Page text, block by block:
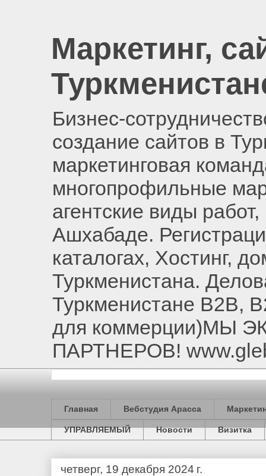
Маркетинг,
Бизнес-
создание сайтов в
маркетинговая
многопрофильные
агентские виды
Ашхабаде.
каталогах, Хостинг,
Туркменистана.
Туркменистане B2B,
для коммерции)МЫ
ПАРТНЕРОВ!
Главная Вебстудия Арасса
УПРАВЛЯЕМЫЙ Новости Визитка
четверг, 19 декабря 2024 г.